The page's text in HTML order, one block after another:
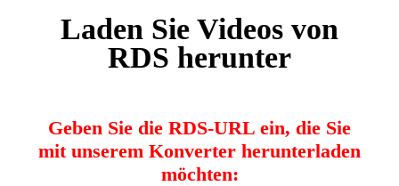
Laden Sie Videos von
RDS herunter
Geben Sie die RDS-URL ein, die Sie
mit unserem Konverter herunterladen
möchten: